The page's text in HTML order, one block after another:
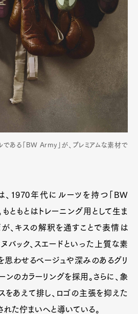
である「BW Army」が、プレミアムな素材で
1970年代にルーツを持つ「BW
もともとはトレーニング用として生ま
、キスの解釈を通すことで表情は
バック、スエードといった上質な素
思わせるベージュや深みのあるグリ
ンのカラーリングを採用。さらに、象
をあえて排し、ロゴの主張を抑えた
れた佇まいへと導いている。